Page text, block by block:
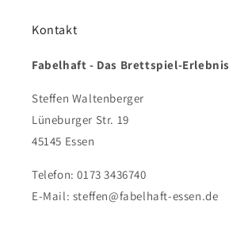
Kontakt
Fabelhaft - Das Brettspiel-Erlebnis
Steffen Waltenberger
Lüneburger Str. 19
45145 Essen
Telefon: 0173 3436740
E-Mail: steffen@fabelhaft-essen.de